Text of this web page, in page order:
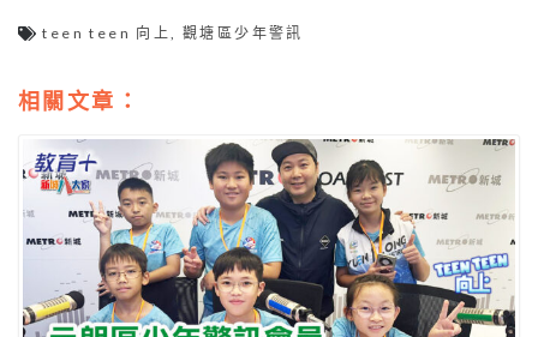
teen teen 向上 ,觀塘區少年警訊
相關文章：